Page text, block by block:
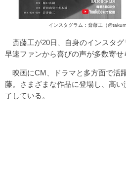
インスタグラム：斎藤工（
斎藤工が20日、自身のインスタグ
早速ファンから喜びの声が多数寄せ
映画にCM、ドラマと多方面で活
藤。さまざまな作品に登場し、高
了している。